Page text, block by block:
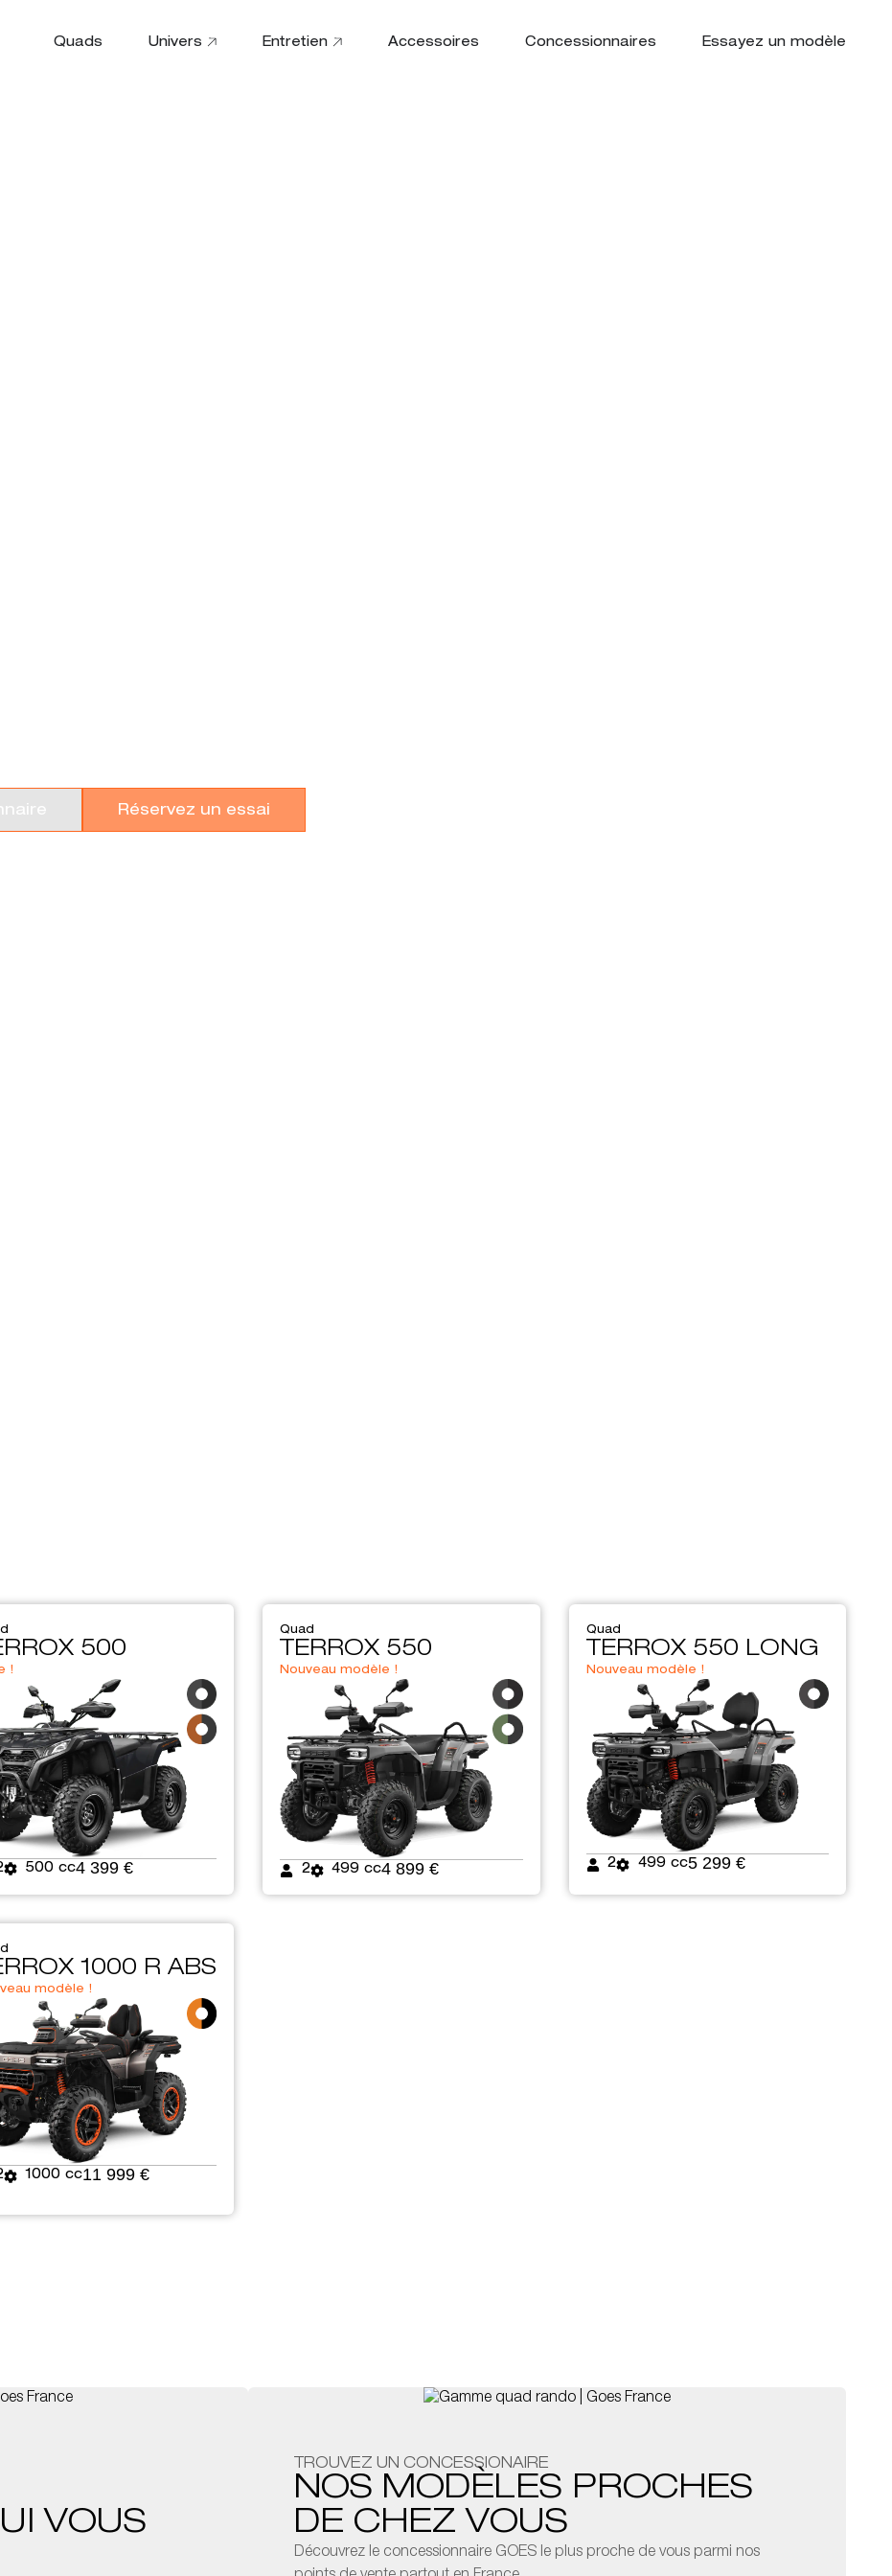
Quads Univers Entretien Accessoires Concessionnaires Essayez un modèle
Réservez un essai
500
!
500 cc4 399 €
Quad
TERROX 550
Nouveau modèle !
2 499 cc4 899 €
Quad
TERROX 550 LONG
Nouveau modèle !
2 499 cc5 299 €
1000 R ABS
modèle !
1000 cc11 999 €
VOUS
TROUVEZ UN CONCESSIONAIRE
NOS MODÈLES PROCHES
DE CHEZ VOUS
Découvrez le concessionnaire GOES le plus proche de vous parmi nos